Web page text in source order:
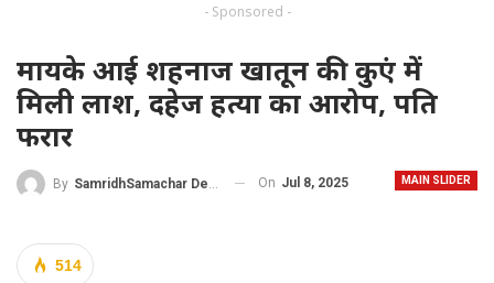
- Sponsored -
मायके आई शहनाज खातून की कुएं में
मिली लाश, दहेज हत्या का आरोप, पति
फरार
MAIN SLIDER
By SamridhSamachar Desk On Jul 8, 2025
514